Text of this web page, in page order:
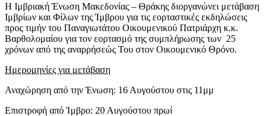
Η Ιμβριακή Ένωση Μακεδονίας – Θράκης διοργανώνει μετάβαση
Ιμβρίων και Φίλων της Ίμβρου για τις εορταστικές εκδηλώσεις
προς τιμήν του Παναγιωτάτου Οικουμενικού Πατριάρχη κ.κ.
Βαρθολομαίου για τον εορτασμό της συμπλήρωσης των 25
χρόνων από της αναρρήσεώς Του στον Οικουμενικό Θρόνο.
Ημερομηνίες για μετάβαση
Αναχώρηση από την Ένωση: 16 Αυγούστου στις 11μμ
Επιστροφή από Ίμβρο: 20 Αυγούστου πρωί